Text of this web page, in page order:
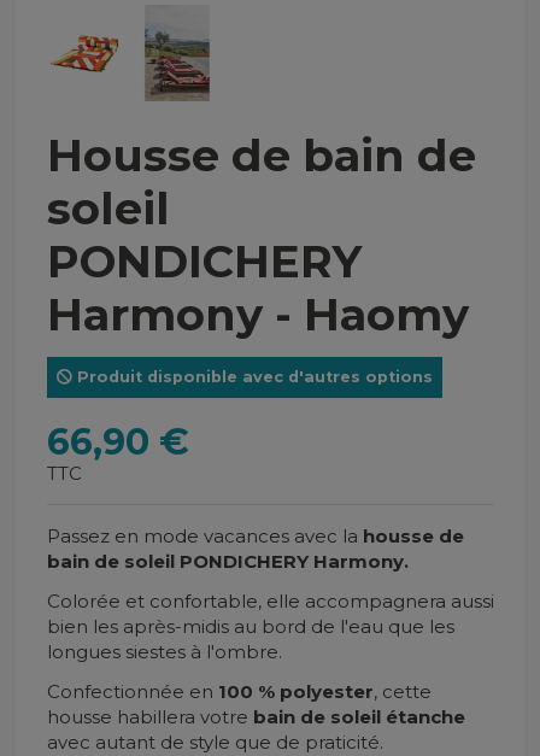
Housse de bain de
soleil
PONDICHERY
Harmony - Haomy
Produit disponible avec d'autres options
66,90 €
TTC
Passez en mode vacances avec la housse de
bain de soleil PONDICHERY Harmony.
Colorée et confortable, elle accompagnera aussi
bien les après-midis au bord de l'eau que les
longues siestes à l'ombre.
Confectionnée en 100 % polyester, cette
housse habillera votre bain de soleil étanche
avec autant de style que de praticité.